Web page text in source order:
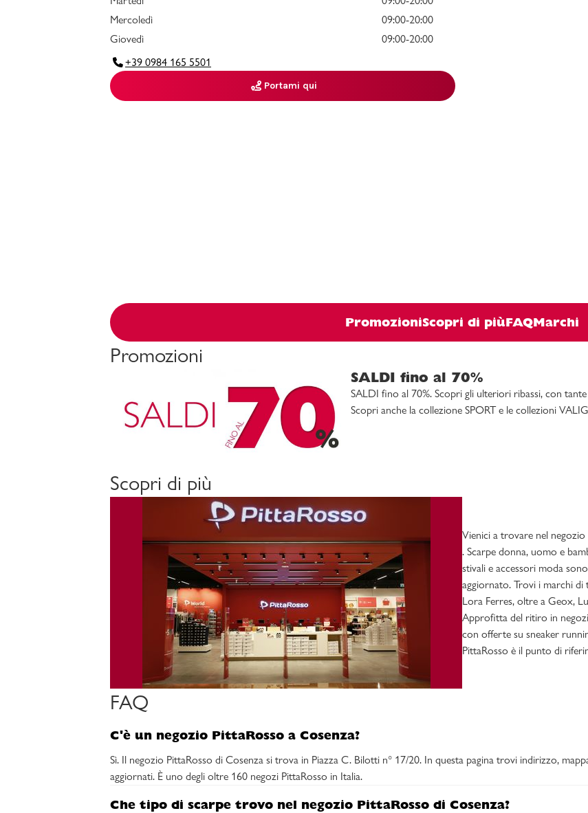
Mercoledì
09:00-20:00
Giovedì
09:00-20:00
+39 0984 165 5501
Portami qui
PromozioniScopri di piùFAQMarchi
Promozioni
SALDI fino al 70%
SALDI fino al 70%. Scopri gli ulteriori ribassi, con
Scopri anche la collezione SPORT e le collezioni
Scopri di più
Vienici a trovare nel
. Scarpe donna, uomo e
stivali e accessori moda
aggiornato. Trovi i marchi di
Lora Ferres, oltre a Geox,
Approfitta del ritiro in
con offerte su sneaker
PittaRosso è il punto di
FAQ
C'è un negozio PittaRosso a Cosenza?
Sì. Il negozio PittaRosso di Cosenza si trova in Piazza C. Bilotti n° 17/20. In questa pagina trovi indirizzo,
aggiornati. È uno degli oltre 160 negozi PittaRosso in Italia.
Che tipo di scarpe trovo nel negozio PittaRosso di Cosenza?